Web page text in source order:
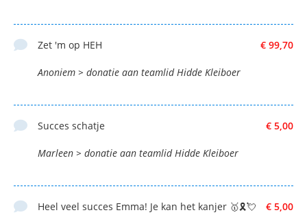
€ 99,70
Zet 'm op HEH
Anoniem > donatie aan teamlid Hidde Kleiboer
€ 5,00
Succes schatje
Marleen > donatie aan teamlid Hidde Kleiboer
€ 5,00
Heel veel succes Emma! Je kan het kanjer 🥇🎗️💘